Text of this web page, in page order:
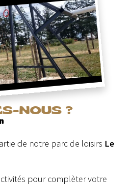
NOUS ?
de notre parc de loisirs Le
pour complèter votre